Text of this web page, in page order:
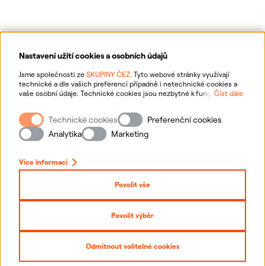
Nastavení užití cookies a osobních údajů
Jsme společnosti ze SKUPINY ČEZ. Tyto webové stránky využívají
technické a dle vašich preferencí případně i netechnické cookies a
vaše osobní údaje. Technické cookies jsou nezbytné k fungování
webové stránky vašim preferencím, k personalizaci reklam a analytice.
Pro sběr a zpracování netechnických cookies a vašich osobních údajů
nám můžete udělit souhlas. Bližší informace o vašich právech,
zpracování osobních údajů, včetně možnosti odvolání udělených
Číst dále
Technické cookies
Preferenční cookies
Analytika
Marketing
Více informací
Povolit vše
Povolit výběr
Odmítnout volitelné cookies
Ochrana osobních údajů
Informace o webu
Nastavení cookies
Přihlásit se
Prohlášení o přístupnosti